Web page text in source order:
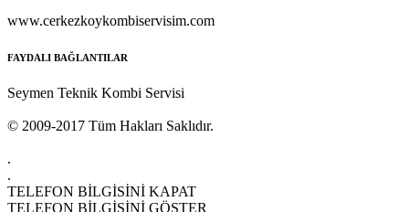
www.cerkezkoykombiservisim.com
FAYDALI BAĞLANTILAR
Seymen Teknik Kombi Servisi
© 2009-2017 Tüm Hakları Saklıdır.
.
.
TELEFON BİLGİSİNİ KAPAT
TELEFON BİLGİSİNİ GÖSTER